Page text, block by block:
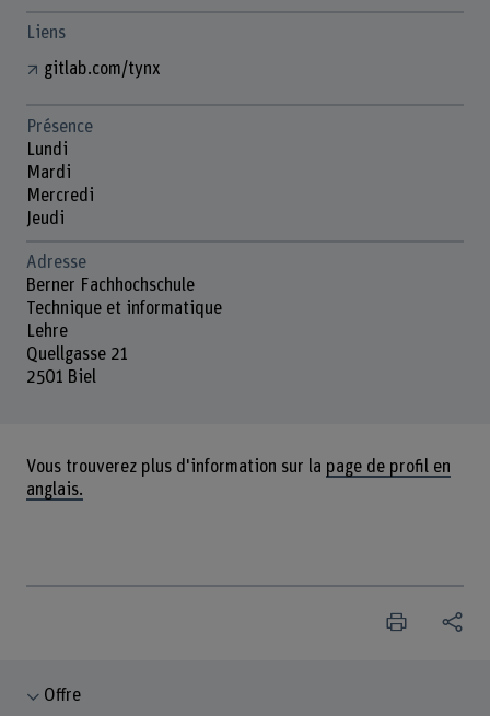
Liens
gitlab.com/tynx
Présence
Lundi
Mardi
Mercredi
Jeudi
Adresse
Berner Fachhochschule
Technique et informatique
Lehre
Quellgasse 21
2501 Biel
Vous trouverez plus d'information sur la page de profil en
anglais.
Offre